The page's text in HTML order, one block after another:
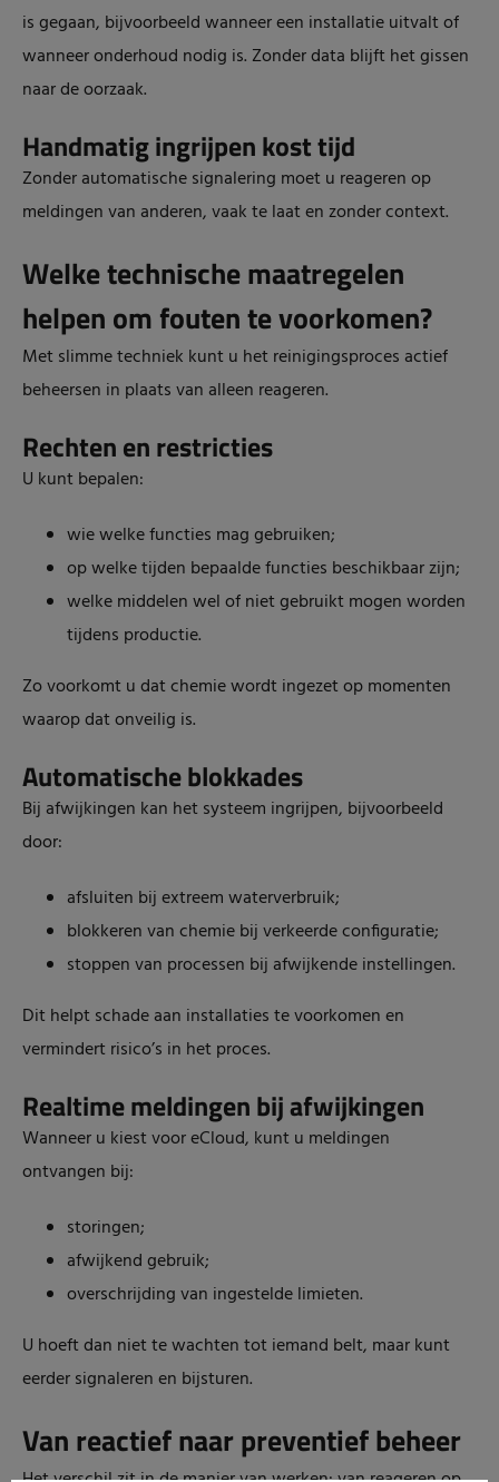
is gegaan, bijvoorbeeld wanneer een installatie uitvalt of
wanneer onderhoud nodig is. Zonder data blijft het gissen
naar de oorzaak.
Handmatig ingrijpen kost tijd
Zonder automatische signalering moet u reageren op
meldingen van anderen, vaak te laat en zonder context.
Welke technische maatregelen
helpen om fouten te voorkomen?
Met slimme techniek kunt u het reinigingsproces actief
beheersen in plaats van alleen reageren.
Rechten en restricties
U kunt bepalen:
wie welke functies mag gebruiken;
op welke tijden bepaalde functies beschikbaar zijn;
welke middelen wel of niet gebruikt mogen worden
tijdens productie.
Zo voorkomt u dat chemie wordt ingezet op momenten
waarop dat onveilig is.
Automatische blokkades
Bij afwijkingen kan het systeem ingrijpen, bijvoorbeeld
door:
afsluiten bij extreem waterverbruik;
blokkeren van chemie bij verkeerde configuratie;
stoppen van processen bij afwijkende instellingen.
Dit helpt schade aan installaties te voorkomen en
vermindert risico’s in het proces.
Realtime meldingen bij afwijkingen
Wanneer u kiest voor eCloud, kunt u meldingen
ontvangen bij:
storingen;
afwijkend gebruik;
overschrijding van ingestelde limieten.
U hoeft dan niet te wachten tot iemand belt, maar kunt
eerder signaleren en bijsturen.
Van reactief naar preventief beheer